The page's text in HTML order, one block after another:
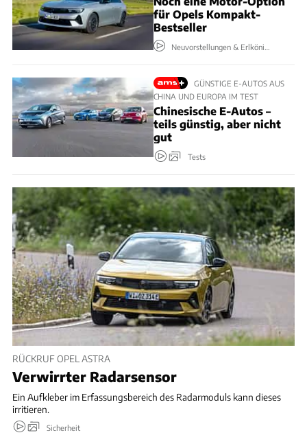
für Opels Kompakt-
Bestseller
Neuvorstellungen & Erlkönige
GÜNSTIGE E-AUTOS AUS
CHINA UND EUROPA IM TEST
Chinesische E-Autos –
teils günstig, aber nicht
gut
Tests
RÜCKRUF OPEL ASTRA
Verwirrter Radarsensor
Ein Aufkleber im Erfassungsbereich des Radarmoduls kann dieses
irritieren.
Sicherheit